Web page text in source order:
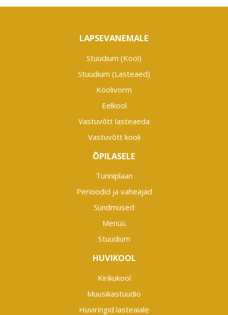
LAPSEVANEMALE
Stuudium (Kool)
Stuudium (Lasteaed)
Koolivorm
Eelkool
Vastuvõtt lasteaeda
Vastuvõtt kooli
ÕPILASELE
Tunniplaan
Perioodid ja vaheajad
Sündmused
Menüü
Stuudium
HUVIKOOL
Kirikukool
Muusikastuudio
Huviringid lasteaiale